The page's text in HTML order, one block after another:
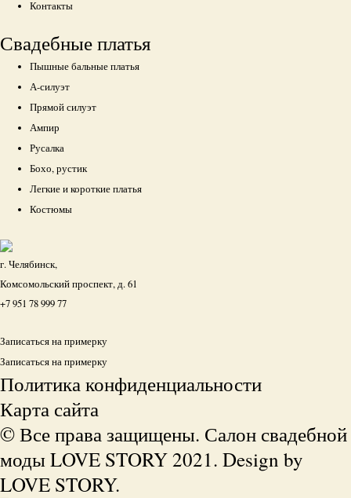
Контакты
Свадебные платья
Пышные бальные платья
А-силуэт
Прямой силуэт
Ампир
Русалка
Бохо, рустик
Легкие и короткие платья
Костюмы
г. Челябинск,
Комсомольский проспект, д. 61
+7 951 78 999 77
Записаться на примерку
Записаться на примерку
Политика конфиденциальности
Карта сайта
© Все права защищены. Салон свадебной
моды LOVE STORY 2021. Design by
LOVE STORY.